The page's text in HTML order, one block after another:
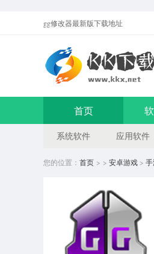
gg修改器最新版下载地址
首页
系统软件 应用软件
您的位置： 首页 > > 安卓游戏 >